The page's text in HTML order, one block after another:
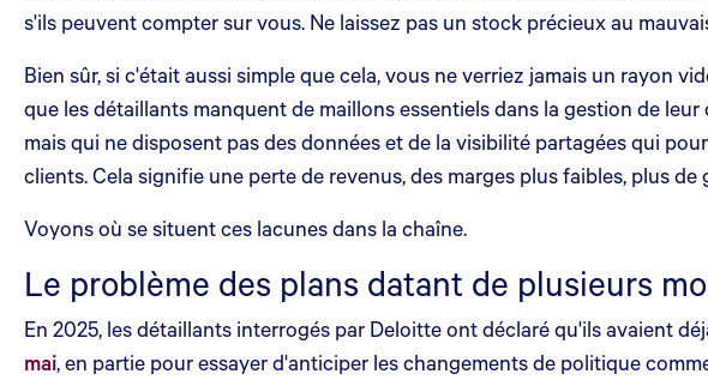
s'ils peuvent compter sur vous. Ne laissez pas un stock précieux au
Bien sûr, si c'était aussi simple que cela, vous ne verriez jamais un rayon
que les détaillants manquent de maillons essentiels dans la gestion de
mais qui ne disposent pas des données et de la visibilité partagées qui
clients. Cela signifie une perte de revenus, des marges plus faibles, plus
Voyons où se situent ces lacunes dans la chaîne.
Le problème des plans datant de plusieurs
En 2025, les détaillants interrogés par Deloitte ont déclaré qu'ils avaient
mai, en partie pour essayer d'anticiper les changements de politique